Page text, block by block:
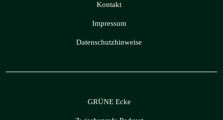
Kontakt
Impressum
Datenschutzhinweise
GRÜNE Ecke